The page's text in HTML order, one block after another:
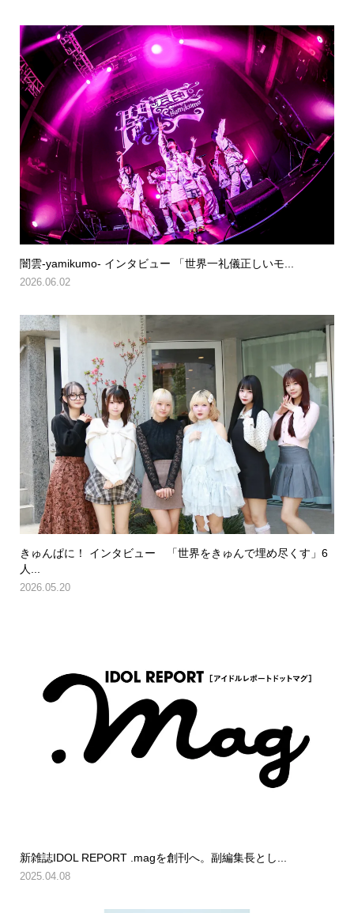
闇雲-yamikumo- インタビュー 「世界一礼儀正しいモ...
2026.06.02
きゅんぱに！ インタビュー 「世界をきゅんで埋め尽くす」6
人...
2026.05.20
新雑誌IDOL REPORT .magを創刊へ。副編集長とし...
2025.04.08